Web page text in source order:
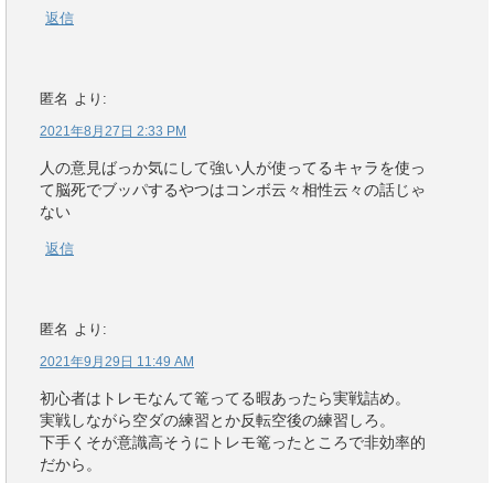
返信
匿名 より:
2021年8月27日 2:33 PM
人の意見ばっか気にして強い人が使ってるキャラを使っ
て脳死でブッパするやつはコンボ云々相性云々の話じゃ
ない
返信
匿名 より:
2021年9月29日 11:49 AM
初心者はトレモなんて篭ってる暇あったら実戦詰め。
実戦しながら空ダの練習とか反転空後の練習しろ。
下手くそが意識高そうにトレモ篭ったところで非効率的
だから。